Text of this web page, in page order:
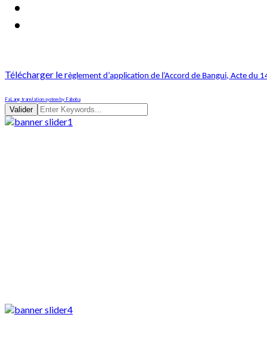
Télécharger le règlement d’application de l’Accord de Bangui, Acte du
FaLang translation system by Faboba
Valider